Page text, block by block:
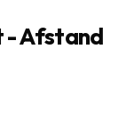
- Afstand